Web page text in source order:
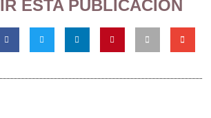
ESTA PUBLICACION